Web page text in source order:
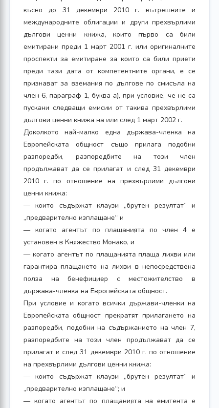
късно до 31 декември 2010 г. вътрешните и
международните облигации и други прехвърлими
дългови ценни книжа, които първо са били
емитирани преди 1 март 2001 г. или оригиналните
проспекти за емитиране за които са били приети
преди тази дата от компетентните органи, е се
признават за вземания по дългове по смисъла на
член 6, параграф 1, буква а), при условие, че не са
пускани следващи емисии от такива прехвърлими
дългови ценни книжа на или след 1 март 2002 г.
Доколкото най-малко една държава-членка на
Европейската общност също прилага подобни
разпоредби, разпоредбите на този член
продължават да се прилагат и след 31 декември
2010 г. по отношение на прехвърлими дългови
ценни книжа:
— които съдържат клаузи „брутен резултат“ и
„предварително изплащане“ и
— когато агентът по плащанията по член 4 е
установен в Княжество Монако, и
— когато агентът по плащанията плаща лихви или
гарантира плащането на лихви в непосредствена
полза на бенефициер с местожителство в
държава-членка на Европейската общност.
При условие и когато всички държави-членки на
Европейската общност прекратят прилагането на
разпоредби, подобни на съдържанието на член 7,
разпоредбите на този член продължават да се
прилагат и след 31 декември 2010 г. по отношение
на прехвърлими дългови ценни книжа:
— които съдържат клаузи „брутен резултат“ и
„предварително изплащане“; и
— когато агентът по плащанията на емитента е